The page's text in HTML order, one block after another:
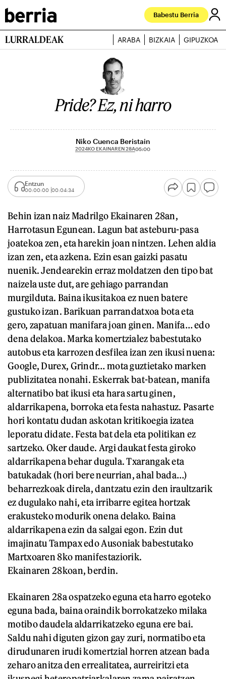
Babestu Berria
LURRALDEAK ARABA BIZKAIA GIPUZKOA
Pride? Ez, ni harro
Niko Cuenca Beristain
2024KO EKAINAREN 28A05:00
Entzun
00:00:00 00:04:34
Behin izan naiz Madrilgo Ekainaren 28an,
Harrotasun Egunean. Lagun bat asteburu-pasa
joatekoa zen, eta harekin joan nintzen. Lehen aldia
izan zen, eta azkena. Ezin esan gaizki pasatu
nuenik. Jendearekin erraz moldatzen den tipo bat
naizela uste dut, are gehiago parrandan
murgilduta. Baina ikusitakoa ez nuen batere
gustuko izan. Barikuan parrandatxoa bota eta
gero, zapatuan manifara joan ginen. Manifa… edo
dena delakoa. Marka komertzialez babestutako
autobus eta karrozen desfilea izan zen ikusi nuena:
Google, Durex, Grindr… mota guztietako marken
publizitatea nonahi. Eskerrak bat-batean, manifa
alternatibo bat ikusi eta hara sartu ginen,
aldarrikapena, borroka eta festa nahastuz. Pasarte
hori kontatu dudan askotan kritikoegia izatea
leporatu didate. Festa bat dela eta politikan ez
sartzeko. Oker daude. Argi daukat festa giroko
aldarrikapena behar dugula. Txarangak eta
batukadak (hori bere neurrian, ahal bada…)
beharrezkoak direla, dantzatu ezin den iraultzarik
ez dugulako nahi, eta irribarre egitea hortzak
erakusteko modurik onena delako. Baina
aldarrikapena ezin da salgai egon. Ezin dut
imajinatu Tampax edo Ausoniak babestutako
Martxoaren 8ko manifestaziorik.
Ekainaren 28koan, berdin.
Ekainaren 28a ospatzeko eguna eta harro egoteko
eguna bada, baina oraindik borrokatzeko milaka
motibo daudela aldarrikatzeko eguna ere bai.
Saldu nahi diguten gizon gay zuri, normatibo eta
dirudunaren irudi komertzial horren atzean bada
zeharo anitza den errealitatea, aurreiritzi eta